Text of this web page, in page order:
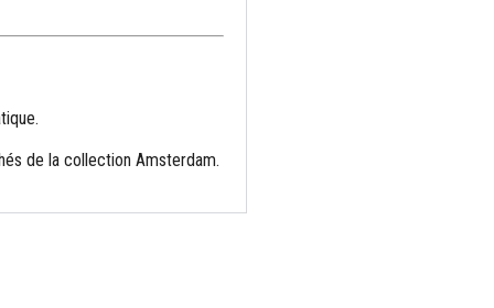
de la collection Amsterdam.